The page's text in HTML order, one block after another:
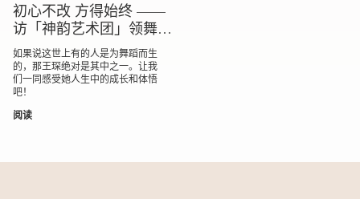
初心不改 方得始终 ——
访「神韵艺术团」领舞演
员王琛
如果说这世上有的人是为舞蹈而生
的，那王琛绝对是其中之一。让我
们一同感受她人生中的成长和体悟
吧！
阅读